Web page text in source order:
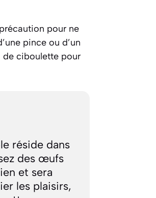
pour ne
pince ou d’un
de ciboulette pour
réside dans
des œufs
et sera
les plaisirs,